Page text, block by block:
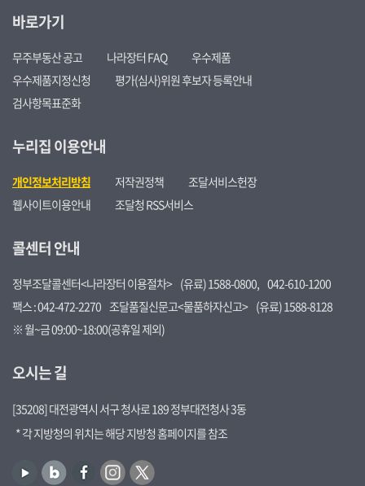
바로가기
무주부동산 공고 나라장터 FAQ
우수제품
우수제품지정신청
평가(심사)위원 후보자 등록안내
검사항목표준화
누리집 이용안내
개인정보처리방침 저작권정책
조달서비스헌장
웹사이트이용안내
조달청 RSS서비스
콜센터 안내
정부조달콜센터<나라장터 이용절차> (유료) 1588-0800, 042-610-1200
팩스 : 042-472-2270 조달품질신문고<물품하자신고> (유료) 1588-8128
※ 월~금 09:00~18:00(공휴일 제외)
오시는 길
[35208] 대전광역시 서구 청사로 189 정부대전청사 3동
* 각 지방청의 위치는 해당 지방청 홈페이지를 참조
블
인
트